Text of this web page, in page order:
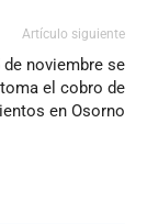
Artículo siguiente
noviembre se
el cobro de
en Osorno